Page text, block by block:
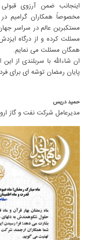
اینجانب ضمن آرزوی
مخصوصاً همکاران گرامیم
مستکبرین عالم در سراسر
مسئلت کرده و از درگاه
همگان مسئلت می نمایم.
ان شاءالله با سربلندی از
پایان رمضان توشه ای برای
حمید دریس
مدیرعامل شرکت نفت و گاز